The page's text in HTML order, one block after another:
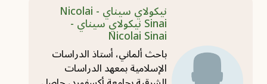
نيكولاي سيناي - Nicolai
Sinai نيكولاي سيناي -
Nicolai Sinai
باحث ألماني، أستاذ الدراسات
الإسلامية بمعهد الدراسات